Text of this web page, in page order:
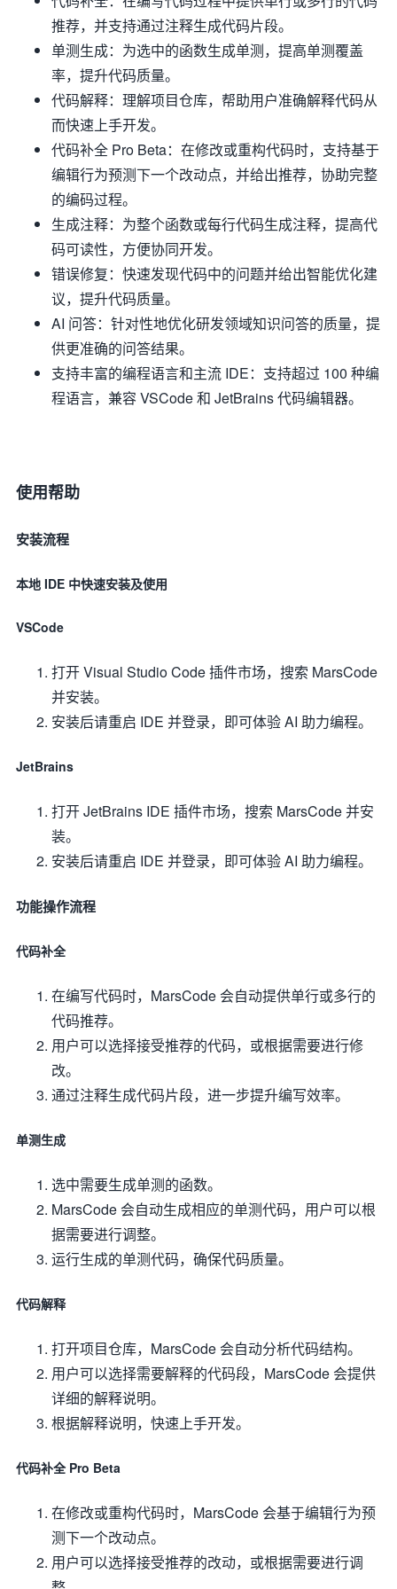
推荐，并支持通过注释生成代码片段。
单测生成：为选中的函数生成单测，提高单测覆盖
率，提升代码质量。
代码解释：理解项目仓库，帮助用户准确解释代码从
而快速上手开发。
代码补全 Pro Beta：在修改或重构代码时，支持基于
编辑行为预测下一个改动点，并给出推荐，协助完整
的编码过程。
生成注释：为整个函数或每行代码生成注释，提高代
码可读性，方便协同开发。
错误修复：快速发现代码中的问题并给出智能优化建
议，提升代码质量。
AI 问答：针对性地优化研发领域知识问答的质量，提
供更准确的问答结果。
支持丰富的编程语言和主流 IDE：支持超过 100 种编
程语言，兼容 VSCode 和 JetBrains 代码编辑器。
使用帮助
安装流程
本地 IDE 中快速安装及使用
VSCode
打开 Visual Studio Code 插件市场，搜索 MarsCode
并安装。
安装后请重启 IDE 并登录，即可体验 AI 助力编程。
JetBrains
打开 JetBrains IDE 插件市场，搜索 MarsCode 并安
装。
安装后请重启 IDE 并登录，即可体验 AI 助力编程。
功能操作流程
代码补全
在编写代码时，MarsCode 会自动提供单行或多行的
代码推荐。
用户可以选择接受推荐的代码，或根据需要进行修
改。
通过注释生成代码片段，进一步提升编写效率。
单测生成
选中需要生成单测的函数。
MarsCode 会自动生成相应的单测代码，用户可以根
据需要进行调整。
运行生成的单测代码，确保代码质量。
代码解释
打开项目仓库，MarsCode 会自动分析代码结构。
用户可以选择需要解释的代码段，MarsCode 会提供
详细的解释说明。
根据解释说明，快速上手开发。
代码补全 Pro Beta
在修改或重构代码时，MarsCode 会基于编辑行为预
测下一个改动点。
用户可以选择接受推荐的改动，或根据需要进行调